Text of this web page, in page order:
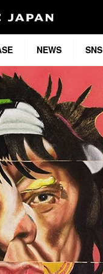
NEWS SNS